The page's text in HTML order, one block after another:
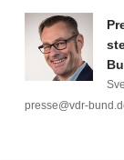
presse@vdr-